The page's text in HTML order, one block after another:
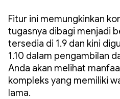
Fitur ini memungkinkan
tugasnya dibagi menjadi
tersedia di 1.9 dan kini
1.10 dalam pengambilan
Anda akan melihat
kompleks yang memiliki
lama.